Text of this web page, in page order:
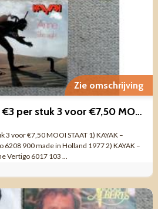
Zie omschrijving
KAYAK 3 vinyl single €3 per stuk 3 voor €7,50 MOOI STAAT
3 voor €7,50 MOOI STAAT 1) KAYAK –
6208 900 made in Holland 1977 2) KAYAK –
Vertigo 6017 103 ...